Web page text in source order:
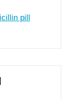
pill